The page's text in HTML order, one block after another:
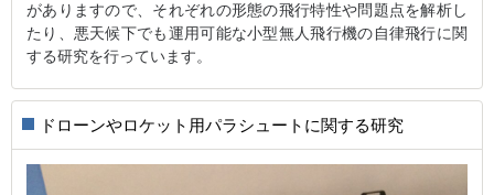
がありますので、それぞれの形態の飛行特性や問題点を解析し
たり、悪天候下でも運用可能な小型無人飛行機の自律飛行に関
する研究を行っています。
ドローンやロケット用パラシュートに関する研究